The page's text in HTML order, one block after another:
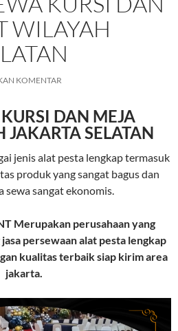
WILAYAH
KOMENTAR
DAN MEJA
JAKARTA SELATAN
jenis alat pesta lengkap termasuk
produk yang sangat bagus dan
sewa sangat ekonomis.
Merupakan perusahaan yang
persewaan alat pesta lengkap
kualitas terbaik siap kirim area
jakarta.